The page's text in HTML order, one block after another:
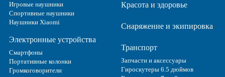
Игровые наушники
Спортивные наушники
Наушники Xiaomi
Электронные устройства
Смартфоны
Портативные колонки
Громкоговорители
Красота и здоровье
Снаряжение и экипировка
Транспорт
Запчасти и аксессуары
Гироскутеры 6.5 дюймов